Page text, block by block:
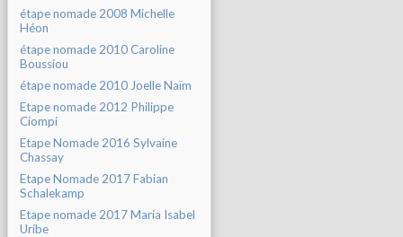
étape nomade 2008 Michelle
Héon
étape nomade 2010 Caroline
Boussiou
étape nomade 2010 Joelle Naïm
Etape nomade 2012 Philippe
Ciompi
Etape Nomade 2016 Sylvaine
Chassay
Etape Nomade 2017 Fabian
Schalekamp
Etape nomade 2017 Maria Isabel
Uribe